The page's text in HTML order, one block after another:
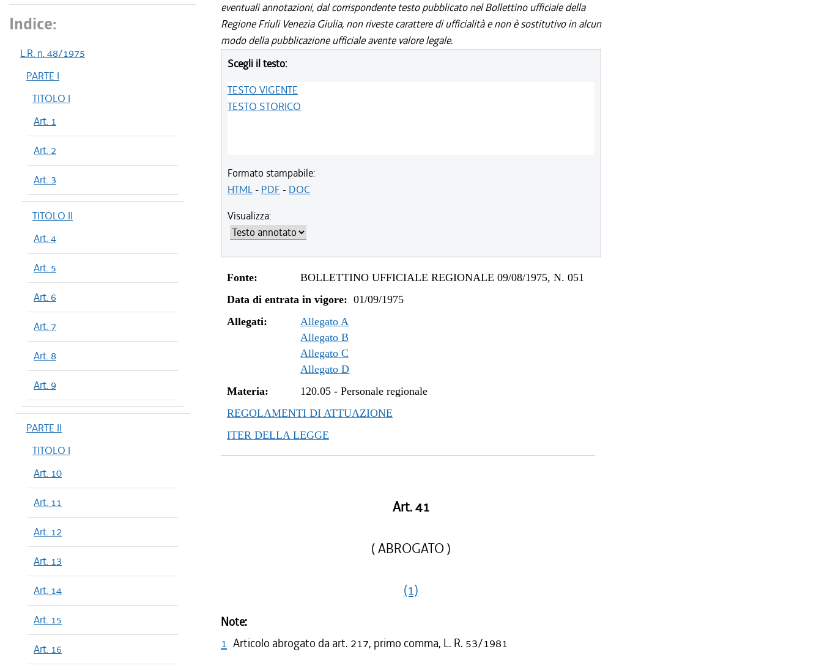
Indice:
L.R. n. 48/1975
PARTE I
TITOLO I
Art. 1
Art. 2
Art. 3
TITOLO II
Art. 4
Art. 5
Art. 6
Art. 7
Art. 8
Art. 9
PARTE II
TITOLO I
Art. 10
Art. 11
Art. 12
Art. 13
Art. 14
Art. 15
Art. 16
eventuali annotazioni, dal corrispondente testo pubblicato nel Bollettino ufficiale della
Regione Friuli Venezia Giulia, non riveste carattere di ufficialità e non è sostitutivo in alcun
modo della pubblicazione ufficiale avente valore legale.
Scegli il testo:
TESTO VIGENTE
TESTO STORICO
Formato stampabile:
HTML- PDF - DOC
Visualizza:
Fonte:
BOLLETTINO UFFICIALE REGIONALE 09/08/1975, N. 051
Data di entrata in vigore: 01/09/1975
Allegati:
Allegato A
Allegato B
Allegato C
Allegato D
Materia:
120.05 -Personale regionale
REGOLAMENTI DI ATTUAZIONE
ITER DELLA LEGGE
Art. 41
( ABROGATO )
(1)
Note:
1 Articolo abrogato da art. 217, primo comma, L. R. 53/1981